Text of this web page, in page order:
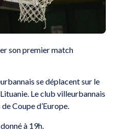
son premier match
se déplacent sur le
Le club villeurbannais
Coupe d’Europe.
à 19h.